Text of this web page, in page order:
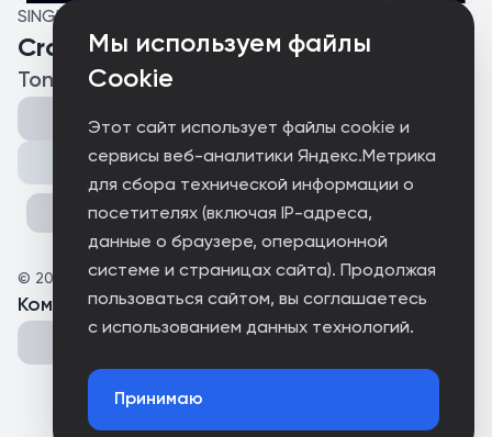
Мы используем файлы
Cookie
Этот сайт использует файлы cookie и
сервисы веб-аналитики Яндекс.Метрика
для сбора технической информации о
посетителях (включая IP-адреса,
данные о браузере, операционной
системе и страницах сайта). Продолжая
пользоваться сайтом, вы соглашаетесь
с использованием данных технологий.
Принимаю
SINGLE
Crop top
ToniMiligan
Поделиться
© 2026 Нет лейбла
Комментарии(0 )